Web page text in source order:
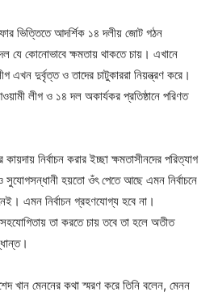
ভিত্তিতে আদর্শিক ১৪ দলীয় জোট গঠন
যে কোনোভাবে ক্ষমতায় থাকতে চায়। এখানে
এখন দুর্বৃত্ত ও তাদের চাটুকাররা নিয়ন্ত্রণ করে।
লীগ ও ১৪ দল অকার্যকর প্রতিষ্ঠানে পরিণত
নির্বাচন করার ইচ্ছা ক্ষমতাসীনদের পরিত্যাগ
হয়তো ওঁৎ পেতে আছে এমন নির্বাচনে
এমন নির্বাচন গ্রহণযোগ্য হবে না।
সহযোগিতায় তা করতে চায় তবে তা হলে অতীত
খান মেননের কথা স্মরণ করে তিনি বলেন, মেনন